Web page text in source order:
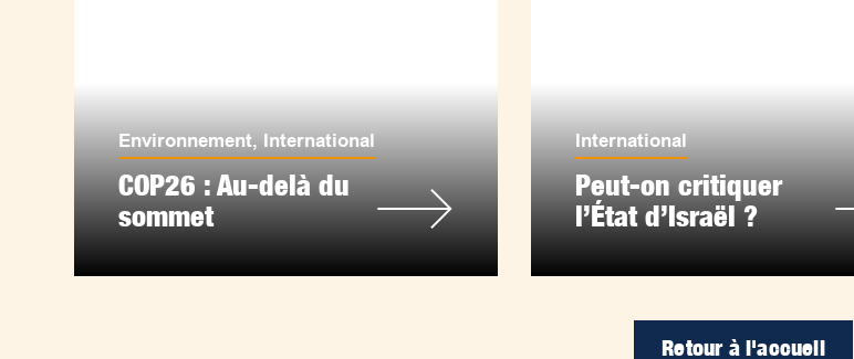
Environnement, International
COP26 : Au-delà du
sommet
International
Peut-on critiquer
l’État d’Israël ?
Retour à l'accueil